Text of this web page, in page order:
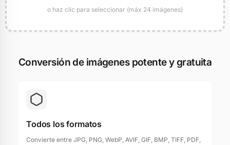
o haz clic para seleccionar (máx 24 imágenes)
Conversión de imágenes potente y gratuita
Todos los formatos
Convierte entre JPG, PNG, WebP, AVIF, GIF, BMP, TIFF, PDF,